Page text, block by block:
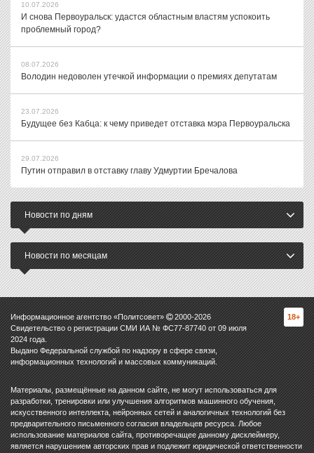
10.07.2026
И снова Первоуральск: удастся областным властям успокоить
проблемный город?
08.07.2026
Володин недоволен утечкой информации о премиях депутатам
23.07.2026
Будущее без Кабца: к чему приведет отставка мэра Первоуральска
29.07.2026
Путин отправил в отставку главу Удмуртии Бречалова
Новости по дням
Новости по месяцам
Информационное агентство «Политсовет» 2000-2026
Свидетельство о регистрации СМИ ИА № ФС77-87740 от 09 июля
2024 года.
Выдано Федеральной службой по надзору в сфере связи,
информационных технологий и массовых коммуникаций.
18+
Материалы, размещённые на данном сайте, не могут использоваться для
разработки, тренировки или улучшения алгоритмов машинного обучения,
искусственного интеллекта, нейронных сетей и аналогичных технологий без
предварительного письменного согласия владельцев ресурса. Любое
использование материалов сайта, противоречащее данному дисклеймеру,
является нарушением авторских прав и подлежит юридической ответственности